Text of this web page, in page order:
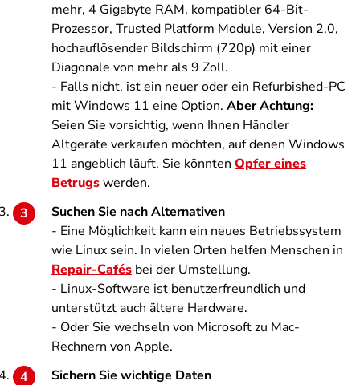
mehr, 4 Gigabyte RAM, kompatibler 64-Bit-
Prozessor, Trusted Platform Module, Version 2.0,
hochauflösender Bildschirm (720p) mit einer
Diagonale von mehr als 9 Zoll.
- Falls nicht, ist ein neuer oder ein Refurbished-PC
mit Windows 11 eine Option. Aber Achtung:
Seien Sie vorsichtig, wenn Ihnen Händler
Altgeräte verkaufen möchten, auf denen Windows
11 angeblich läuft. Sie könnten Opfer eines
Betrugswerden.
Suchen Sie nach Alternativen
- Eine Möglichkeit kann ein neues Betriebssystem
wie Linux sein. In vielen Orten helfen Menschen in
Repair-Cafés bei der Umstellung.
- Linux-Software ist benutzerfreundlich und
unterstützt auch ältere Hardware.
- Oder Sie wechseln von Microsoft zu Mac-
Rechnern von Apple.
Sichern Sie wichtige Daten